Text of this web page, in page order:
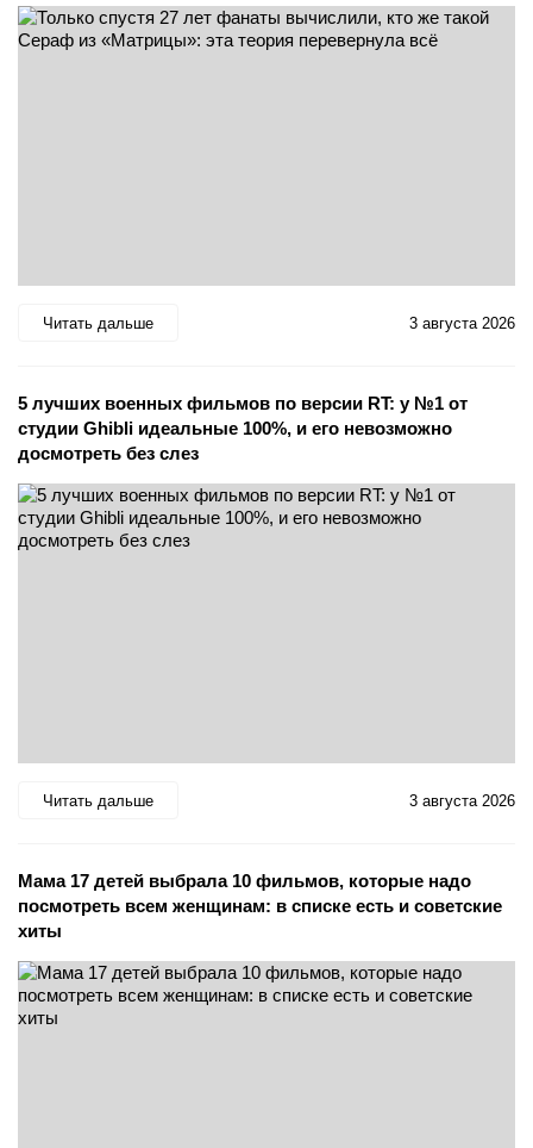
Читать дальше 3 августа 2026
5 лучших военных фильмов по версии RT: у №1 от
студии Ghibli идеальные 100%, и его невозможно
досмотреть без слез
Читать дальше 3 августа 2026
Мама 17 детей выбрала 10 фильмов, которые надо
посмотреть всем женщинам: в списке есть и советские
хиты